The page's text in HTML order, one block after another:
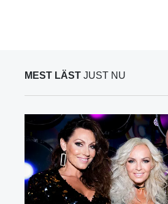
MEST LÄST JUST NU